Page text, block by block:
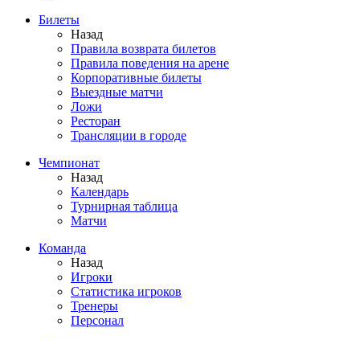
Билеты
Назад
Правила возврата билетов
Правила поведения на арене
Корпоративные билеты
Выездные матчи
Ложи
Ресторан
Трансляции в городе
Чемпионат
Назад
Календарь
Турнирная таблица
Матчи
Команда
Назад
Игроки
Статистика игроков
Тренеры
Персонал